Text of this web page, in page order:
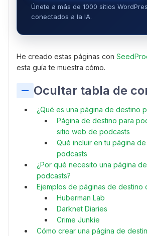
Únete a más de 1000 sitios
conectados a la IA.
He creado estas páginas con
esta guía te muestra cómo.
Ocultar tabla de
¿Qué es una página de destino
Página de destino para
sitio web de podcasts
Qué incluir en tu página
podcasts
¿Por qué necesito una página
podcasts?
Ejemplos de páginas de destino
Huberman Lab
Darknet Diaries
Crime Junkie
Cómo crear una página de